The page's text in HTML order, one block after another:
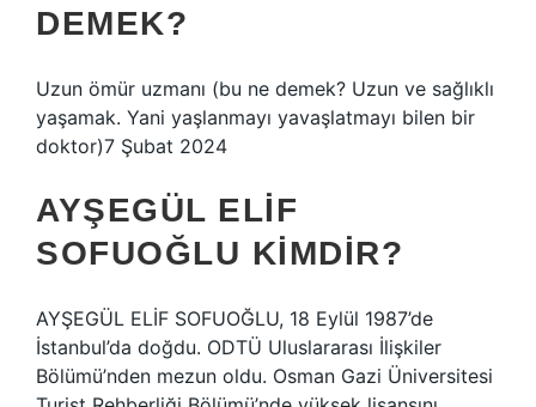
DEMEK?
Uzun ömür uzmanı (bu ne demek? Uzun ve sağlıklı
yaşamak. Yani yaşlanmayı yavaşlatmayı bilen bir
doktor)7 Şubat 2024
AYŞEGÜL ELIF
SOFUOĞLU KIMDIR?
AYŞEGÜL ELİF SOFUOĞLU, 18 Eylül 1987’de
İstanbul’da doğdu. ODTÜ Uluslararası İlişkiler
Bölümü’nden mezun oldu. Osman Gazi Üniversitesi